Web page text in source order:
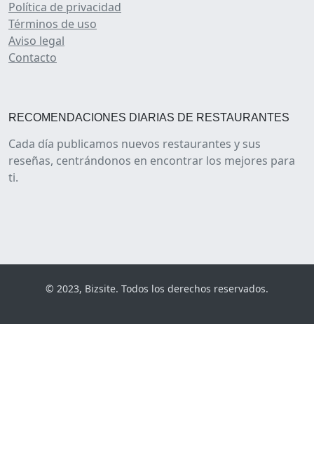
Política de privacidad
Términos de uso
Aviso legal
Contacto
RECOMENDACIONES DIARIAS DE RESTAURANTES
Cada día publicamos nuevos restaurantes y sus
reseñas, centrándonos en encontrar los mejores para
ti.
© 2023, Bizsite. Todos los derechos reservados.